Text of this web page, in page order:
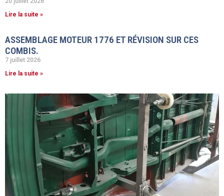
Lire la suite »
ASSEMBLAGE MOTEUR 1776 ET RÉVISION SUR CES
COMBIS.
7 juillet 2026
Lire la suite »